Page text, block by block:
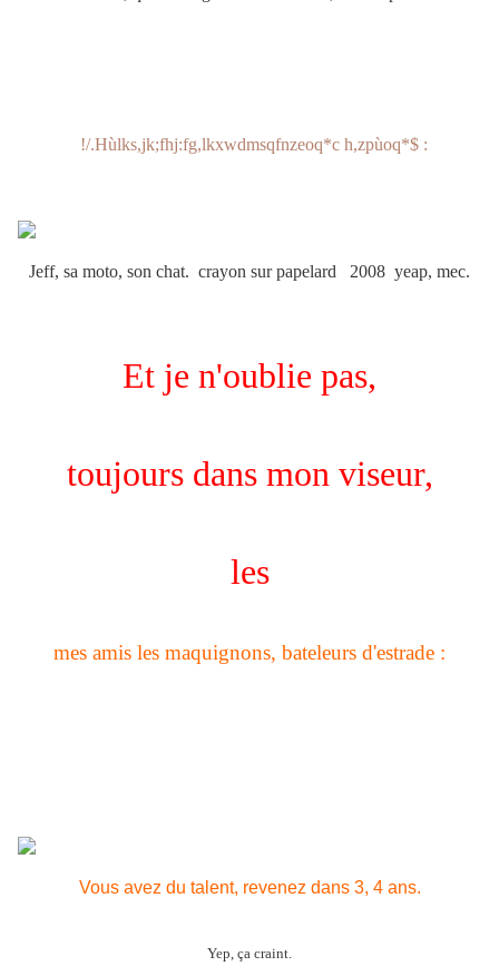
!/.Hùlks,jk;fhj:fg,lkxwdmsqfnzeoq*c h,zpùoq*$ :
Jeff, sa moto, son chat. crayon sur papelard 2008 yeap, mec.
Et je n'oublie pas,
toujours dans mon viseur,
les
mes amis les maquignons, bateleurs d'estrade :
Vous avez du talent, revenez dans 3, 4 ans.
Yep, ça craint.